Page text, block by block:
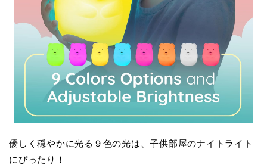
優しく穏やかに光る９色の光は、子供部屋のナイトライト
にぴったり！